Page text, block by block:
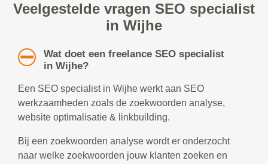
Veelgestelde vragen SEO specialist
in Wijhe
Wat doet een freelance SEO specialist
in Wijhe?
Een SEO specialist in Wijhe werkt aan SEO
werkzaamheden zoals de zoekwoorden analyse,
website optimalisatie & linkbuilding.
Bij een zoekwoorden analyse wordt er onderzocht
naar welke zoekwoorden jouw klanten zoeken en